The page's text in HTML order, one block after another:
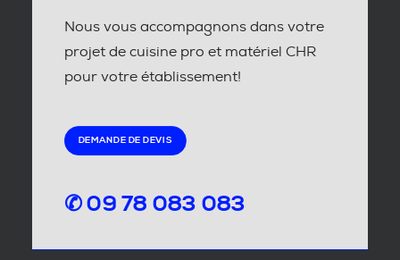
Nous vous accompagnons dans votre
projet de cuisine pro et matériel CHR
pour votre établissement!
DEMANDE DE DEVIS
✆ 09 78 083 083